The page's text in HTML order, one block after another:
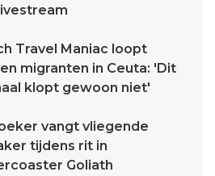
Travel Maniac loopt
migranten in Ceuta: 'Dit
klopt gewoon niet'
vangt vliegende
tijdens rit in
Goliath